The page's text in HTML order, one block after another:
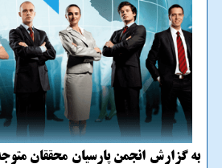
به گزارش انجمن پارسیان محققان